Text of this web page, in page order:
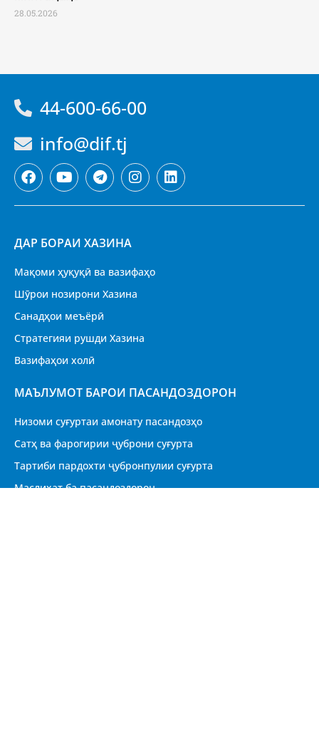
28.05.2026
44-600-66-00
info@dif.tj
ДАР БОРАИ ХАЗИНА
Мақоми ҳуқуқӣ ва вазифаҳо
Шӯрои нозирони Хазина
Санадҳои меъёрӣ
Стратегияи рушди Хазина
Вазифаҳои холӣ
МАЪЛУМОТ БАРОИ ПАСАНДОЗДОРОН
Низоми суғуртаи амонату пасандозҳо
Сатҳ ва фарогирии ҷуброни суғурта
Тартиби пардохти ҷубронпулии суғурта
Маслиҳат ба пасандоздорон